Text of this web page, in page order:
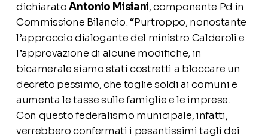
dichiaratoAntonio Misiani, componente Pd in
Commissione Bilancio. “Purtroppo, nonostante
l’approccio dialogante del ministro Calderoli e
l’approvazione di alcune modifiche, in
bicamerale siamo stati costretti a bloccare un
decreto pessimo, che toglie soldi ai comuni e
aumenta le tasse sulle famiglie e le imprese.
Con questo federalismo municipale, infatti,
verrebbero confermati i pesantissimi tagli dei